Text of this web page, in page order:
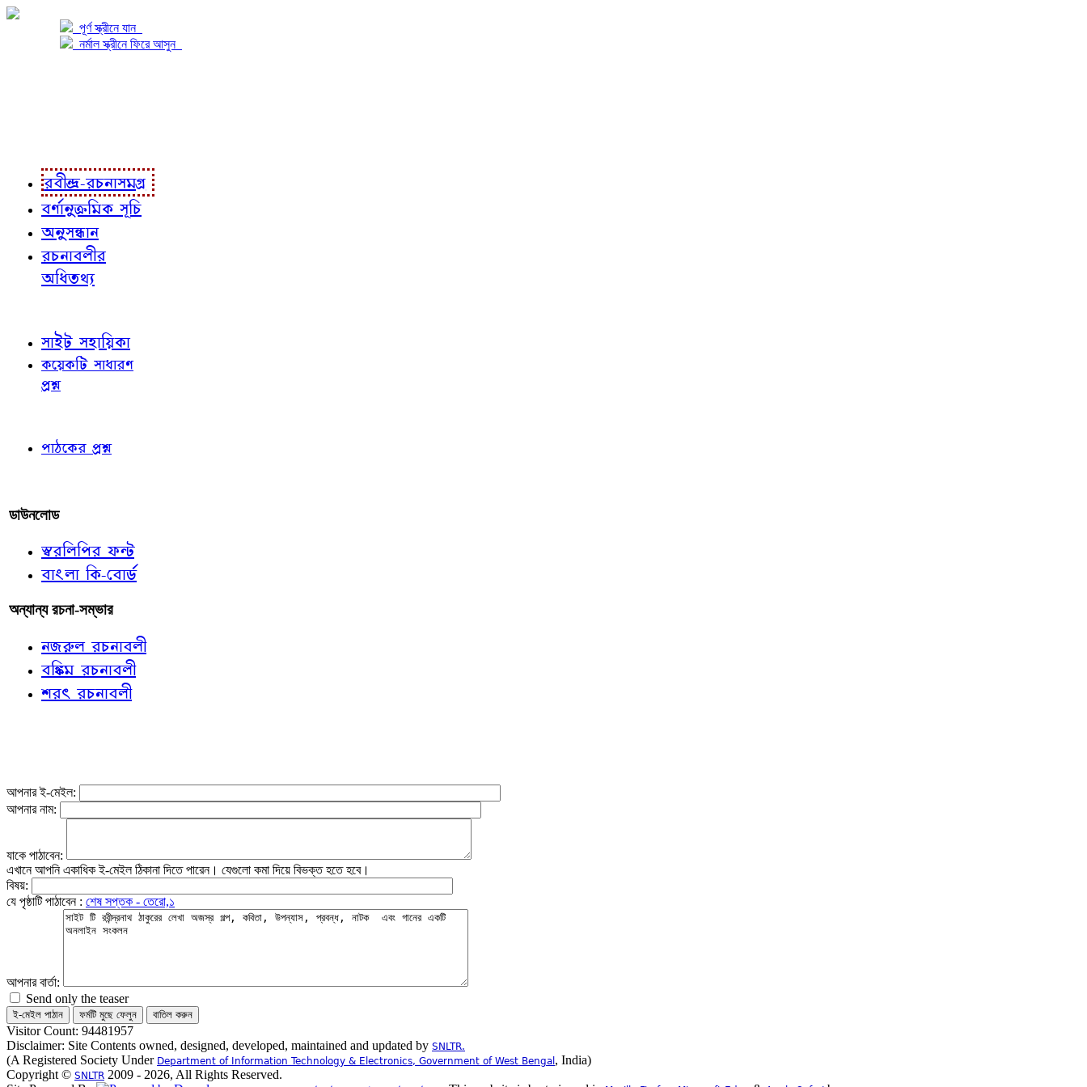
পূর্ণ স্ক্রীনে যান
নর্মাল স্ক্রীনে ফিরে আসুন
রবীন্দ্র-রচনাসমগ্র
বর্ণানুক্রমিক সূচি
অনুসন্ধান
রচনাবলীর
অধিতথ্য
সাইট সহায়িকা
কয়েকটি সাধারণ
প্রশ্ন
পাঠকের প্রশ্ন
ডাউনলোড
স্বরলিপির ফন্ট
বাংলা কি-বোর্ড
অন্যান্য রচনা-সম্ভার
নজরুল রচনাবলী
বঙ্কিম রচনাবলী
শরৎ রচনাবলী
আপনার ই-মেইল:
আপনার নাম:
যাকে পাঠাবেন:
এখানে আপনি একাধিক ই-মেইল ঠিকানা দিতে পারেন। যেগুলো কমা দিয়ে বিভক্ত হতে হবে।
বিষয়:
যে পৃষ্ঠাটি পাঠাবেন : শেষ সপ্তক - তেরো,১
আপনার বার্তা:
Send only the teaser
Visitor Count: 94481957
Disclaimer: Site Contents owned, designed, developed, maintained and updated by SNLTR.
(A Registered Society Under Department of Information Technology & Electronics, Government of West Bengal , India)
Copyright © SNLTR 2009 - 2026, All Rights Reserved.